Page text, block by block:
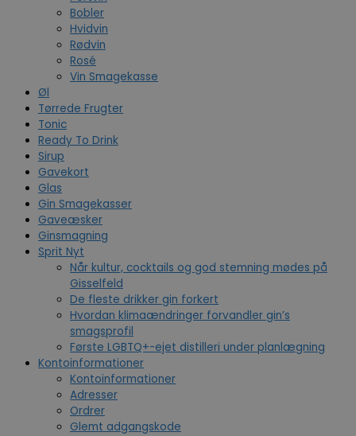
Bobler
Hvidvin
Rødvin
Rosé
Vin Smagekasse
Øl
Tørrede Frugter
Tonic
Ready To Drink
Sirup
Gavekort
Glas
Gin Smagekasser
Gaveæsker
Ginsmagning
Sprit Nyt
Når kultur, cocktails og god stemning mødes på
Gisselfeld
De fleste drikker gin forkert
Hvordan klimaændringer forvandler gin’s
smagsprofil
Første LGBTQ+-ejet distilleri under planlægning
Kontoinformationer
Kontoinformationer
Adresser
Ordrer
Glemt adgangskode